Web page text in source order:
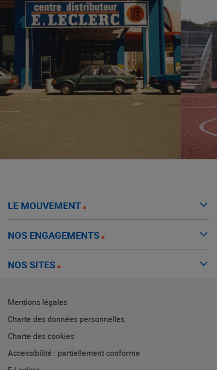
LE MOUVEMENT
NOS ENGAGEMENTS
NOS SITES
Mentions légales
Charte des données personnelles
Charte des cookies
Accessibilité : partiellement conforme